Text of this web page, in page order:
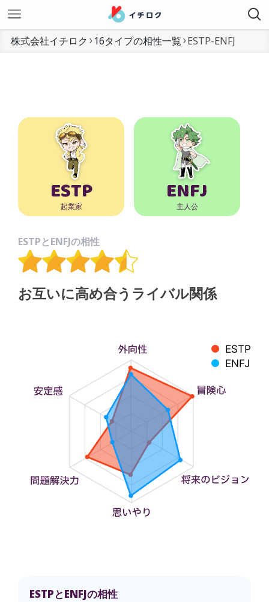
株式会社イチロク 16タイプの相性一覧 ESTP-ENFJ
ESTP
起業家 ENFJ
主人公
ESTPとENFJの相性
お互いに高め合うライバル関係
ESTP
ENFJ
ESTPとENFJの相性